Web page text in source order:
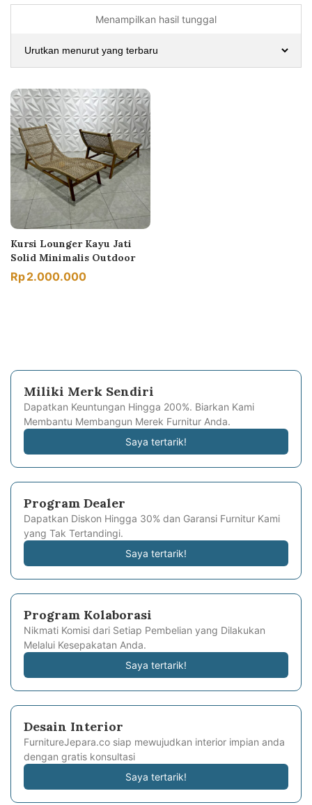
Menampilkan hasil tunggal
Kursi Lounger Kayu Jati
Solid Minimalis Outdoor
Rp2.000.000
Miliki Merk Sendiri
Dapatkan Keuntungan Hingga 200%. Biarkan Kami
Membantu Membangun Merek Furnitur Anda.
Saya tertarik!
Program Dealer
Dapatkan Diskon Hingga 30% dan Garansi Furnitur Kami
yang Tak Tertandingi.
Saya tertarik!
Program Kolaborasi
Nikmati Komisi dari Setiap Pembelian yang Dilakukan
Melalui Kesepakatan Anda.
Saya tertarik!
Desain Interior
FurnitureJepara.co siap mewujudkan interior impian anda
dengan gratis konsultasi
Saya tertarik!